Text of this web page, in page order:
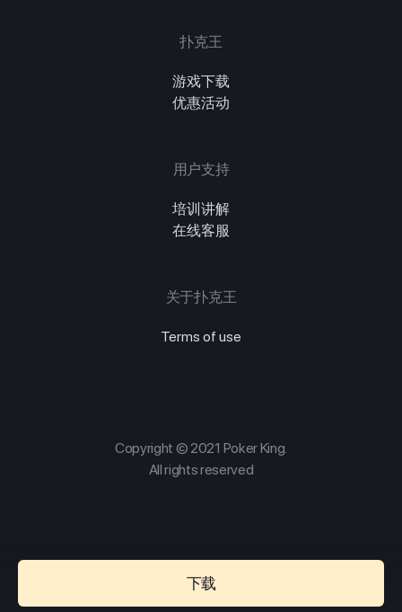
扑克王
游戏下载
优惠活动
用户支持
培训讲解
在线客服
关于扑克王
Terms of use
Copyright © 2021 Poker King.
All rights reserved
下载